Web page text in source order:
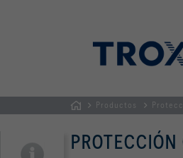
PRINCIPAL
Productos